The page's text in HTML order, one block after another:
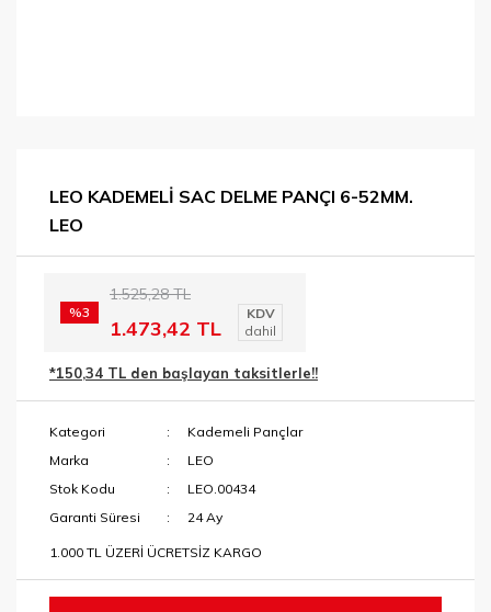
LEO KADEMELİ SAC DELME PANÇI 6-52MM.
LEO
%3
1.525,28 TL
1.473,42 TL
KDV
dahil
*150,34 TL den başlayan taksitlerle!!
Kategori
Kademeli Pançlar
Marka
LEO
Stok Kodu
LEO.00434
Garanti Süresi
24 Ay
1.000 TL ÜZERİ ÜCRETSİZ KARGO